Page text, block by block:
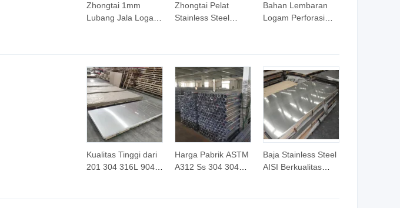
Zhongtai 1mm
Lubang Jala Logam
Stainless Steel
Berlubang Lubang
Bulat 0.2mm -
1.0mm Ketebalan
Lembaran Baja
Berlubang Lubang
Semanggi
Zhongtai Pelat
Stainless Steel
Steel yang
Diperluas Produsen
China 4.5mm 5mm
6mm 8mm
Ketebalan 4 X8
Lembaran Logam
yang Diperluas
Bahan Lembaran
Logam Perforasi
Lembaran Perforasi
Stainless Steel
Lembaran Baja PVC
Lembaran Logam
Dekoratif Perforasi
Kualitas Tinggi dari
201 304 316L 904L
Harga Pabrik ASTM
A312 Ss 304 304L
Baja Stainless Steel
AISI Berkualitas